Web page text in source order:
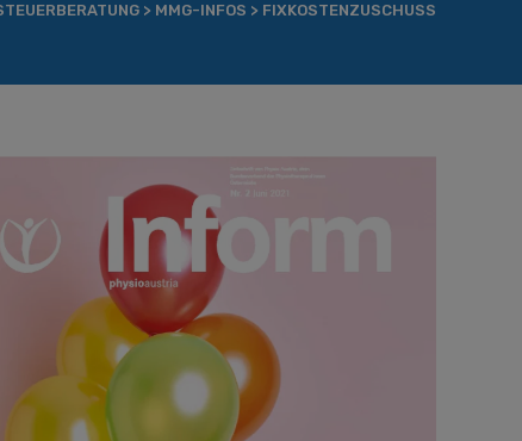
> MMG-INFOS > FIXKOSTENZUSCHUSS